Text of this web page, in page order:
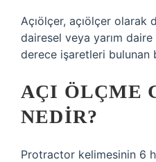
Açıölçer, açıölçer olarak
dairesel veya yarım
derece işaretleri bulunan
AÇI ÖLÇME
NEDIR?
Protractor kelimesinin 6